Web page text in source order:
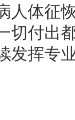
人体征
切付出
发挥专